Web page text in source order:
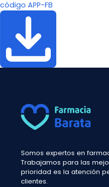
código APP-FB
Somos expertos en
Trabajamos para las
prioridad es la atención
clientes.